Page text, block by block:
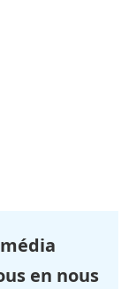
en nous